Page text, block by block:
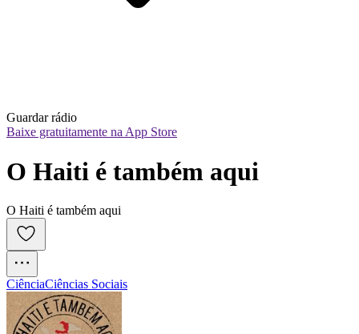
Guardar rádio
Baixe gratuitamente na App Store
O Haiti é também aqui
O Haiti é também aqui
CiênciaCiências Sociais